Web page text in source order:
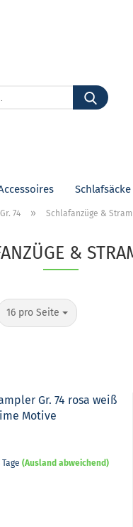
E-Mail
Konto
Schlafsäcke
Gr. 74 » Schlafanzüge &
&
16 pro Seite
pro Seite
Gr. 74 rosa weiß
Mo­ti­ve
(Ausland abweichend)